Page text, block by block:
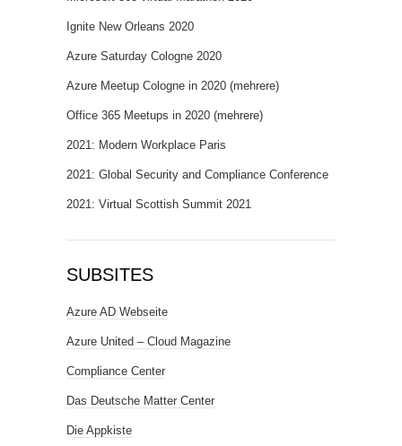
Ignite New Orleans 2020
Azure Saturday Cologne 2020
Azure Meetup Cologne in 2020 (mehrere)
Office 365 Meetups in 2020 (mehrere)
2021: Modern Workplace Paris
2021: Global Security and Compliance Conference
2021: Virtual Scottish Summit 2021
SUBSITES
Azure AD Webseite
Azure United – Cloud Magazine
Compliance Center
Das Deutsche Matter Center
Die Appkiste